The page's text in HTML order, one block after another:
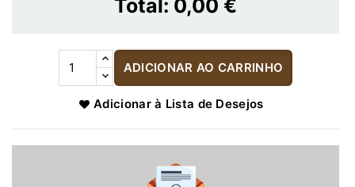
Total: 0,00 €
ADICIONAR AO CARRINHO
Adicionar à Lista de Desejos